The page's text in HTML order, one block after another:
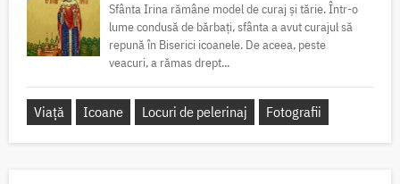
Sfânta Irina rămâne model de curaj și tărie. Într-o
lume condusă de bărbați, sfânta a avut curajul să
repună în Biserici icoanele. De aceea, peste
veacuri, a rămas drept...
Viață Icoane Locuri de pelerinaj Fotografii